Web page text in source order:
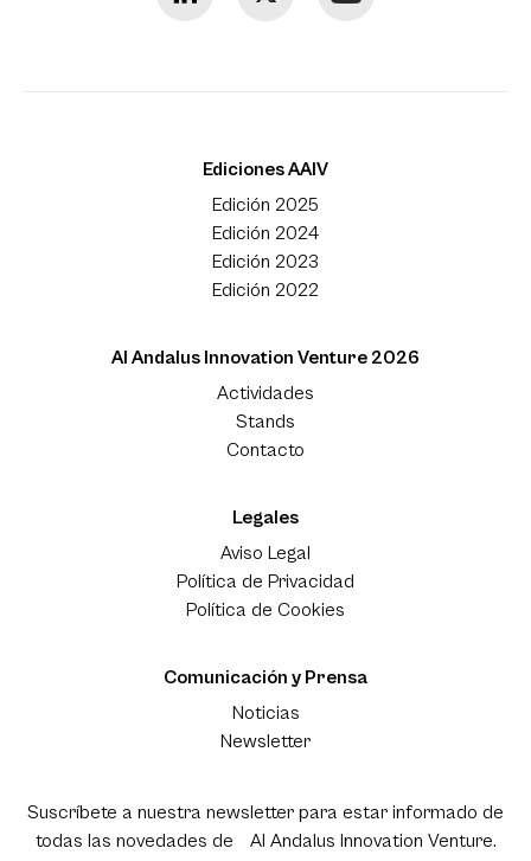
Ediciones AAIV
Edición 2025
Edición 2024
Edición 2023
Edición 2022
Al Andalus Innovation Venture 2026
Actividades
Stands
Contacto
Legales
Aviso Legal
Política de Privacidad
Política de Cookies
Comunicación y Prensa
Noticias
Newsletter
Suscríbete a nuestra newsletter para estar informado de
todas las novedades de Al Andalus Innovation Venture.